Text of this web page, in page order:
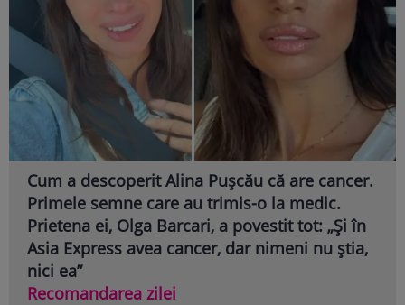
Cum a descoperit Alina Pușcău că are cancer.
Primele semne care au trimis-o la medic.
Prietena ei, Olga Barcari, a povestit tot: „Și în
Asia Express avea cancer, dar nimeni nu știa,
nici ea”
Recomandarea zilei